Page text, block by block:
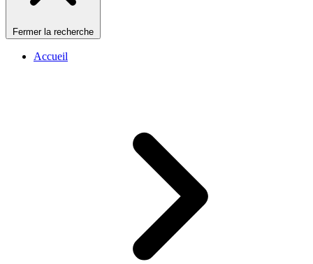
Fermer la recherche
Accueil